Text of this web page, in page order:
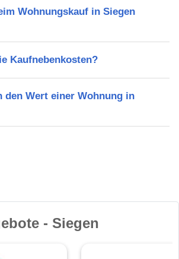
Wohnungskauf in Siegen
Kaufnebenkosten?
den Wert einer Wohnung in
- Siegen